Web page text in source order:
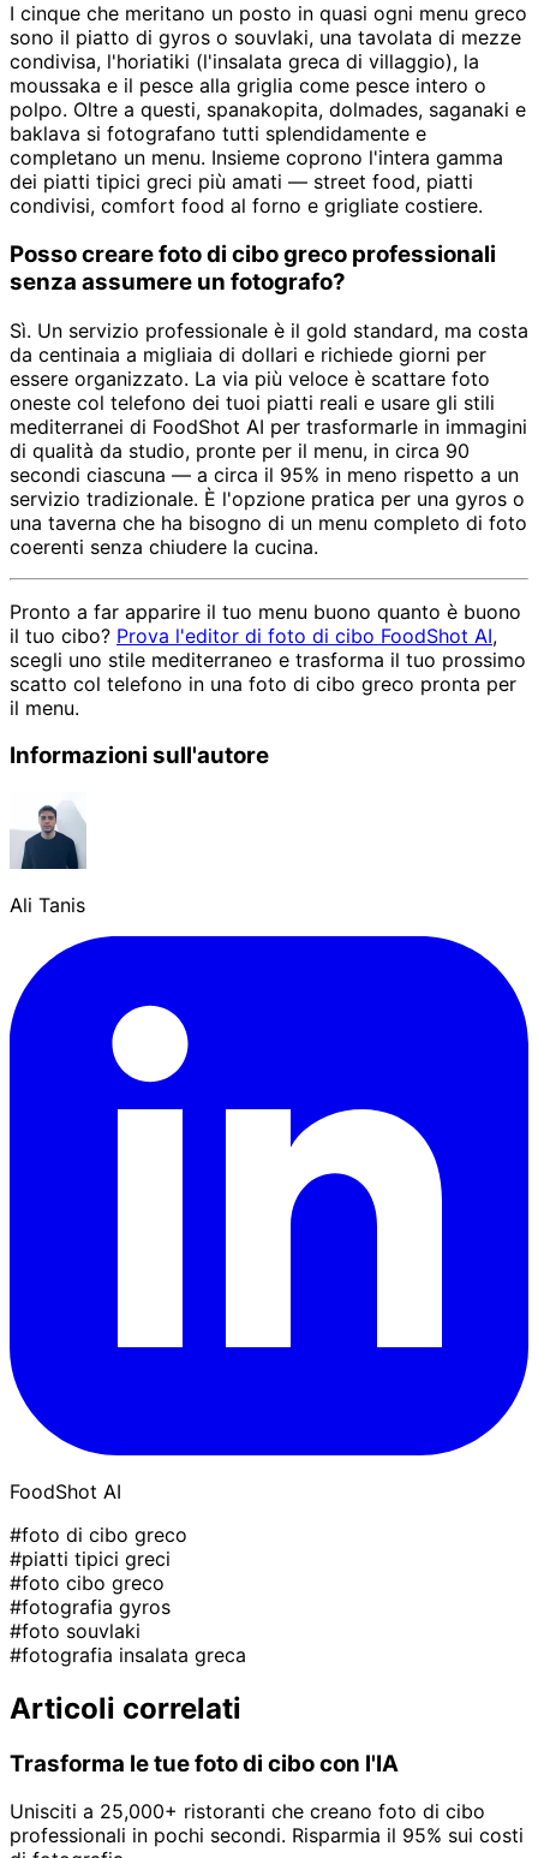
I cinque che meritano un posto in quasi ogni menu greco
sono il piatto di gyros o souvlaki, una tavolata di mezze
condivisa, l'horiatiki (l'insalata greca di villaggio), la
moussaka e il pesce alla griglia come pesce intero o
polpo. Oltre a questi, spanakopita, dolmades, saganaki e
baklava si fotografano tutti splendidamente e
completano un menu. Insieme coprono l'intera gamma
dei piatti tipici greci più amati — street food, piatti
condivisi, comfort food al forno e grigliate costiere.
Posso creare foto di cibo greco professionali
senza assumere un fotografo?
Sì. Un servizio professionale è il gold standard, ma costa
da centinaia a migliaia di dollari e richiede giorni per
essere organizzato. La via più veloce è scattare foto
oneste col telefono dei tuoi piatti reali e usare gli stili
mediterranei di FoodShot AI per trasformarle in immagini
di qualità da studio, pronte per il menu, in circa 90
secondi ciascuna — a circa il 95% in meno rispetto a un
servizio tradizionale. È l'opzione pratica per una gyros o
una taverna che ha bisogno di un menu completo di foto
coerenti senza chiudere la cucina.
Pronto a far apparire il tuo menu buono quanto è buono
il tuo cibo? Prova l'editor di foto di cibo FoodShot AI,
scegli uno stile mediterraneo e trasforma il tuo prossimo
scatto col telefono in una foto di cibo greco pronta per
il menu.
Informazioni sull'autore
Ali Tanis
FoodShot AI
#foto di cibo greco
#piatti tipici greci
#foto cibo greco
#fotografia gyros
#foto souvlaki
#fotografia insalata greca
Articoli correlati
Trasforma le tue foto di cibo con l'IA
Unisciti a 25,000+ ristoranti che creano foto di cibo
professionali in pochi secondi. Risparmia il 95% sui costi